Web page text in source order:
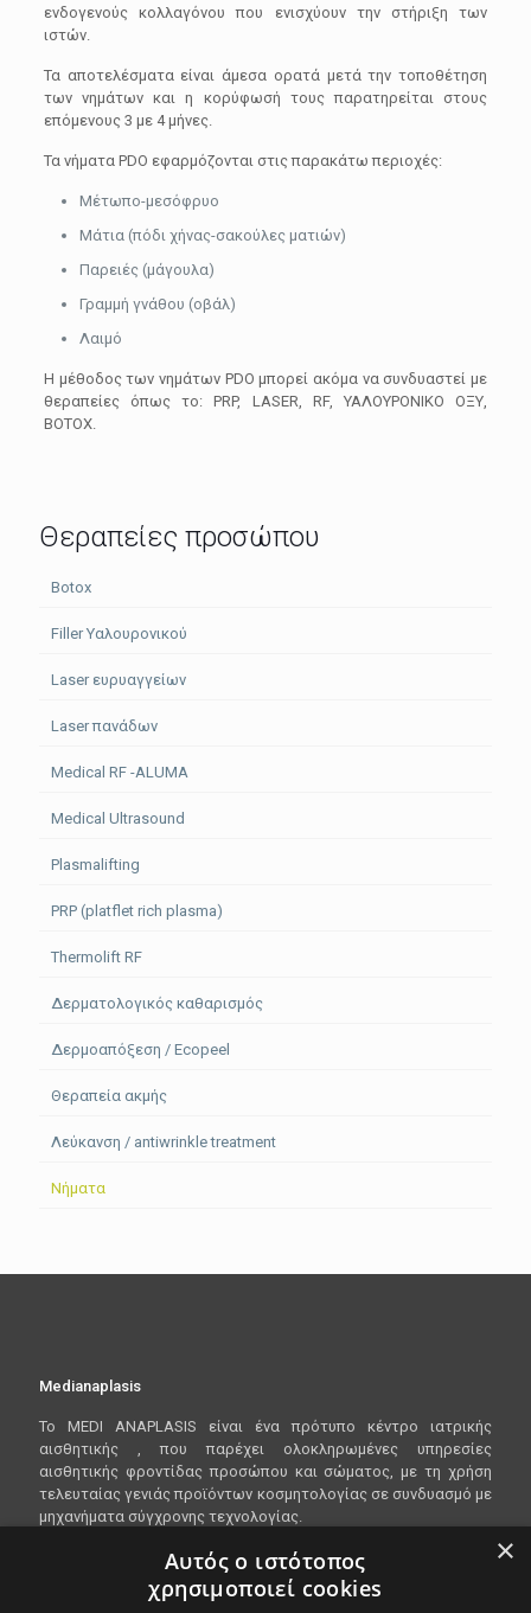
ενδογενούς κολλαγόνου που ενισχύουν την στήριξη των
ιστών.
Τα αποτελέσματα είναι άμεσα ορατά μετά την τοποθέτηση
των νημάτων και η κορύφωσή τους παρατηρείται στους
επόμενους 3 με 4 μήνες.
Τα νήματα PDO εφαρμόζονται στις παρακάτω περιοχές:
Μέτωπο-μεσόφρυο
Μάτια (πόδι χήνας-σακούλες ματιών)
Παρειές (μάγουλα)
Γραμμή γνάθου (οβάλ)
Λαιμό
Η μέθοδος των νημάτων PDO μπορεί ακόμα να συνδυαστεί με
θεραπείες όπως το: PRP, LASER, RF, ΥΑΛΟΥΡΟΝΙΚΟ ΟΞΥ,
ΒΟΤΟX.
Θεραπείες προσώπου
Botox
Filler Υαλουρονικού
Laser ευρυαγγείων
Laser πανάδων
Medical RF -ALUMA
Medical Ultrasound
Plasmalifting
PRP (platflet rich plasma)
Thermolift RF
Δερματολογικός καθαρισμός
Δερμοαπόξεση / Ecopeel
Θεραπεία ακμής
Λεύκανση / antiwrinkle treatment
Νήματα
Medianaplasis
To MEDI ANAPLASIS είναι ένα πρότυπο κέντρο ιατρικής
αισθητικής , που παρέχει ολοκληρωμένες υπηρεσίες
αισθητικής φροντίδας προσώπου και σώματος, με τη χρήση
τελευταίας γενιάς προϊόντων κοσμητολογίας σε συνδυασμό με
μηχανήματα σύγχρονης τεχνολογίας.
Είμαστε ανοικτα Δευτέρα - Παρασκευή 10:00 - 20:00
×
Αυτός ο ιστότοπος
χρησιμοποιεί cookies